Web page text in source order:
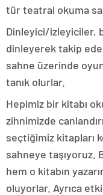
tür teatral okuma
Dinleyici/izleyiciler,
dinleyerek takip
sahne üzerinde
tanık olurlar.
Hepimiz bir kitabı
zihnimizde
seçtiğimiz kitapları
sahneye taşıyoruz.
hem o kitabın
oluyorlar. Ayrıca